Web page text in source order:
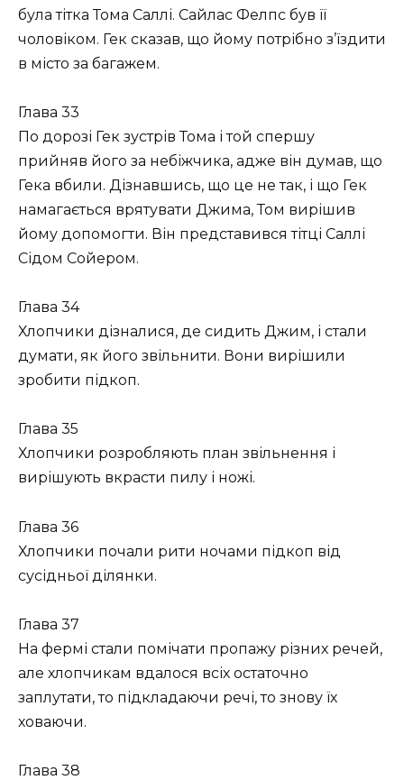
була тітка Тома Саллі. Сайлас Фелпс був її
чоловіком. Гек сказав, що йому потрібно з’їздити
в місто за багажем.
Глава 33
По дорозі Гек зустрів Тома і той спершу
прийняв його за небіжчика, адже він думав, що
Гека вбили. Дізнавшись, що це не так, і що Гек
намагається врятувати Джима, Том вирішив
йому допомогти. Він представився тітці Саллі
Сідом Сойером.
Глава 34
Хлопчики дізналися, де сидить Джим, і стали
думати, як його звільнити. Вони вирішили
зробити підкоп.
Глава 35
Хлопчики розробляють план звільнення і
вирішують вкрасти пилу і ножі.
Глава 36
Хлопчики почали рити ночами підкоп від
сусідньої ділянки.
Глава 37
На фермі стали помічати пропажу різних речей,
але хлопчикам вдалося всіх остаточно
заплутати, то підкладаючи речі, то знову їх
ховаючи.
Глава 38